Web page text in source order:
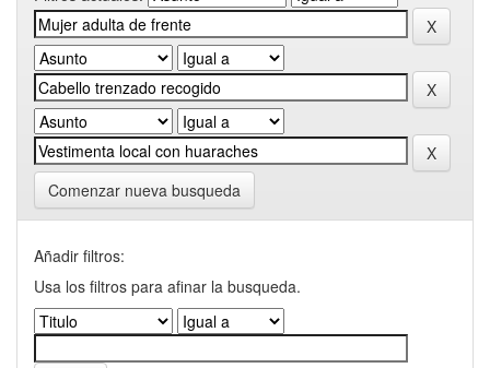
Comenzar nueva busqueda
Añadir filtros:
Usa los filtros para afinar la busqueda.